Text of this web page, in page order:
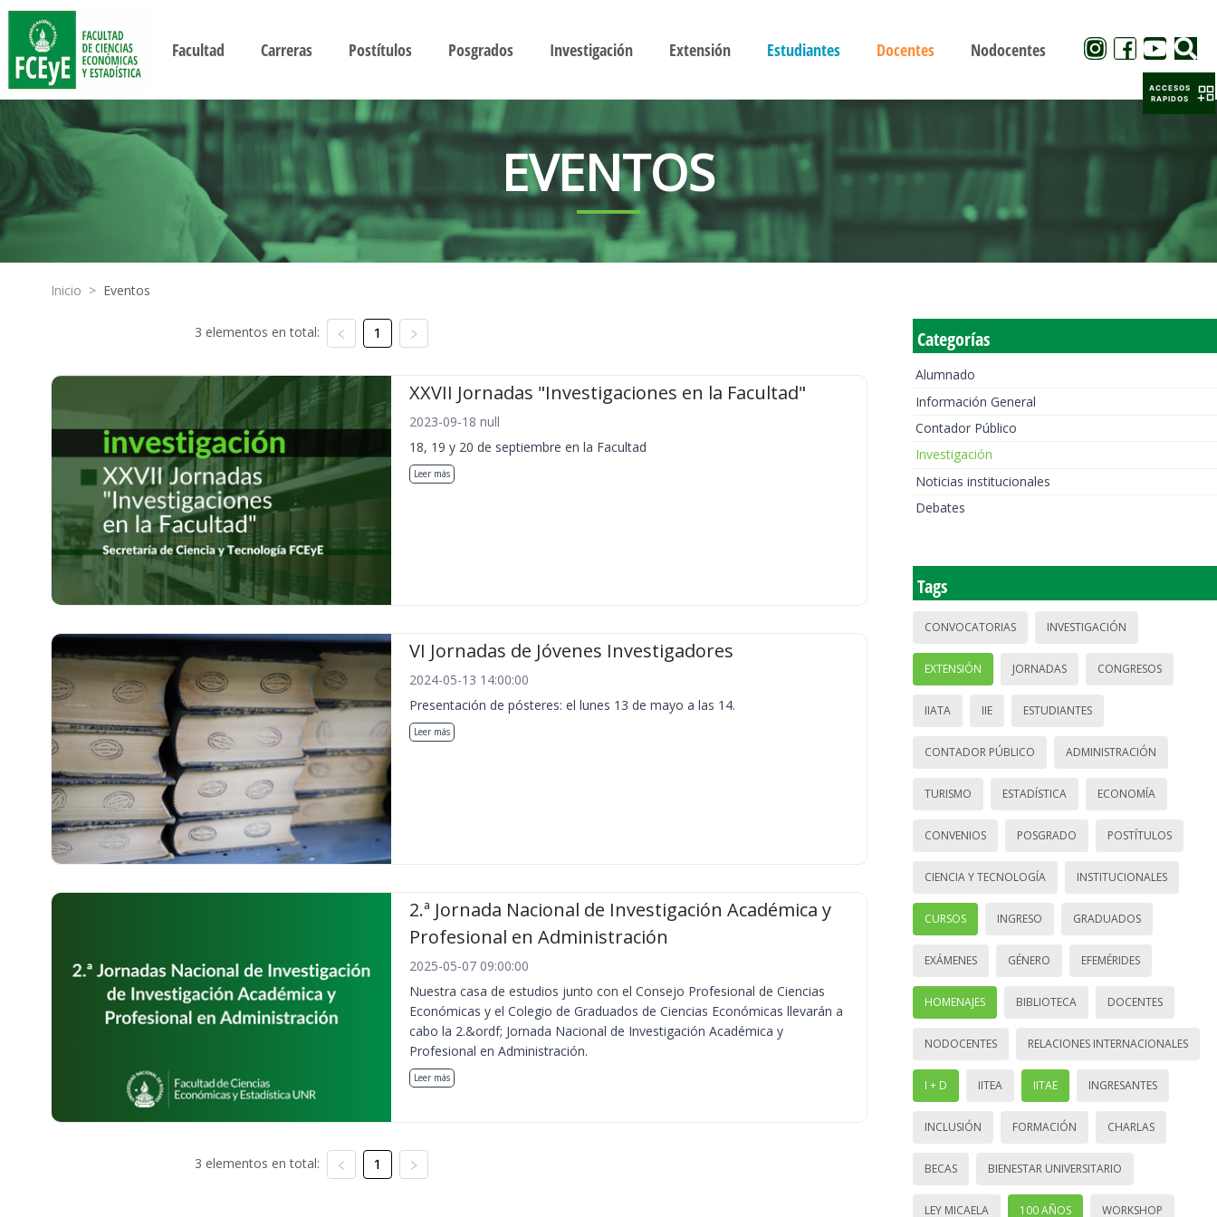
Facultad Carreras Postítulos Posgrados Investigación Extensión Estudiantes Docentes Nodocentes
EVENTOS
Inicio > Eventos
3 elementos en total: 1
XXVII Jornadas "Investigaciones en la Facultad"
2023-09-18 null
18, 19 y 20 de septiembre en la Facultad
Leer más
VI Jornadas de Jóvenes Investigadores
2024-05-13 14:00:00
Presentación de pósteres: el lunes 13 de mayo a las 14.
Leer más
2.ª Jornada Nacional de Investigación Académica y
Profesional en Administración
2025-05-07 09:00:00
Nuestra casa de estudios junto con el Consejo Profesional de Ciencias
Económicas y el Colegio de Graduados de Ciencias Económicas llevarán a
cabo la 2.&ordf; Jornada Nacional de Investigación Académica y
Profesional en Administración.
Leer más
3 elementos en total: 1
Categorías
Alumnado
Información General
Contador Público
Investigación
Noticias institucionales
Debates
Tags
CONVOCATORIAS INVESTIGACIÓN
EXTENSIÓN JORNADAS CONGRESOS
IIATA IIE ESTUDIANTES
CONTADOR PÚBLICO ADMINISTRACIÓN
TURISMO ESTADÍSTICA ECONOMÍA
CONVENIOS POSGRADO POSTÍTULOS
CIENCIA Y TECNOLOGÍA INSTITUCIONALES
CURSOS INGRESO GRADUADOS
EXÁMENES GÉNERO EFEMÉRIDES
HOMENAJES BIBLIOTECA DOCENTES
NODOCENTES RELACIONES INTERNACIONALES
I + D IITEA IITAE INGRESANTES
INCLUSIÓN FORMACIÓN CHARLAS
BECAS BIENESTAR UNIVERSITARIO
LEY MICAELA 100 AÑOS WORKSHOP
ACCESOS
RAPIDOS